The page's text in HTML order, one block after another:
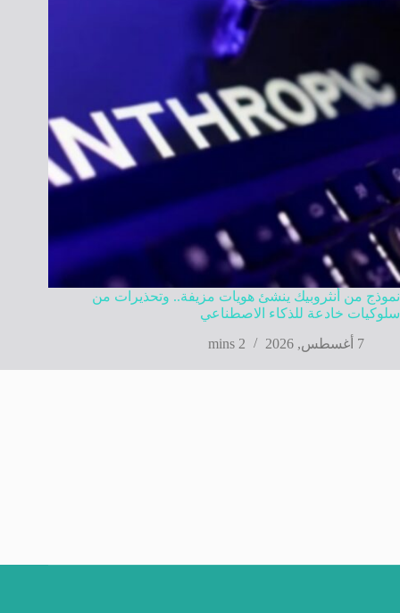
نموذج من أنثروبيك ينشئ هويات مزيفة.. وتحذيرات من
سلوكيات خادعة للذكاء الاصطناعي
7 أغسطس, 2026
2 mins